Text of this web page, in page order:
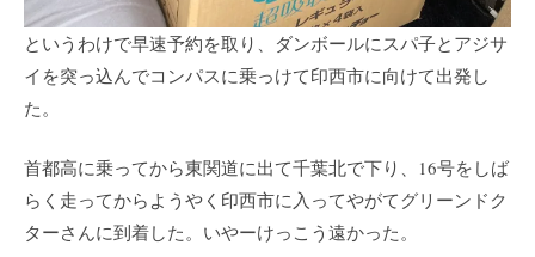
というわけで早速予約を取り、ダンボールにスパ子とアジサ
イを突っ込んでコンパスに乗っけて印西市に向けて出発し
た。
首都高に乗ってから東関道に出て千葉北で下り、16号をしば
らく走ってからようやく印西市に入ってやがてグリーンドク
ターさんに到着した。いやーけっこう遠かった。